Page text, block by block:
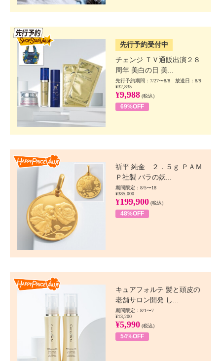
先行予約受付中
チェンジ ＴＶ通販出演２８
周年 美白の日 美...
先行予約期間：7/27〜8/8 放送日：8/9
¥32,835
¥9,988 (税込)
69%OFF
祈平 純金 ２．５ｇ ＰＡＭ
Ｐ社製 バラの妖...
期間限定：8/5〜18
¥385,000
¥199,900 (税込)
48%OFF
キュアフォルテ 髪と頭皮の
老舗サロン開発 し...
期間限定：8/1〜7
¥13,200
¥5,990 (税込)
54%OFF